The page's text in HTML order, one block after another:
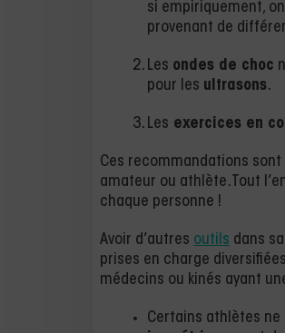
si empiriquement,
provenant de
Les ondes de choc
pour les ultrasons.
Les exercices en
Ces recommandations sont
amateur ou athlète. Tout
chaque personne !
Avoir d’autres outils dans sa
prises en charge
médecins ou kinés ayant
Certains athlètes ne